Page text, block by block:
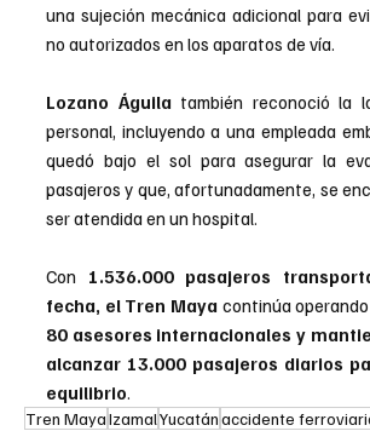
una sujeción mecánica adicional para
no autorizados en los aparatos de vía.
Lozano Águila también reconoció la
personal, incluyendo a una empleada
quedó bajo el sol para asegurar la
pasajeros y que, afortunadamente, se
ser atendida en un hospital.
Con 1.536.000 pasajeros
fecha, el Tren Maya
80 asesores internacionales y
alcanzar 13.000 pasajeros diarios
equilibrio.
Tren MayaIzamalYucatánaccidente